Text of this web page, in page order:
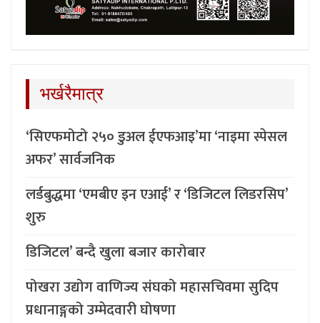
भर्खरैमात्र
‘सिएफमोटो २५० डुअल ईएफआइ’मा ‘नाइमा स्पेसल
अफर’ सार्वजनिक
लर्डबुद्धमा ‘एमबीए इन एआई’ र ‘डिजिटल लिडरसिप’
शुरु
डिजिटल’ बन्दै खुला बजार कारोबार
पोखरा उद्योग वाणिज्य संघको महासचिवमा सुदिप
प्रधानाङ्गको उम्मेदवारी घोषणा